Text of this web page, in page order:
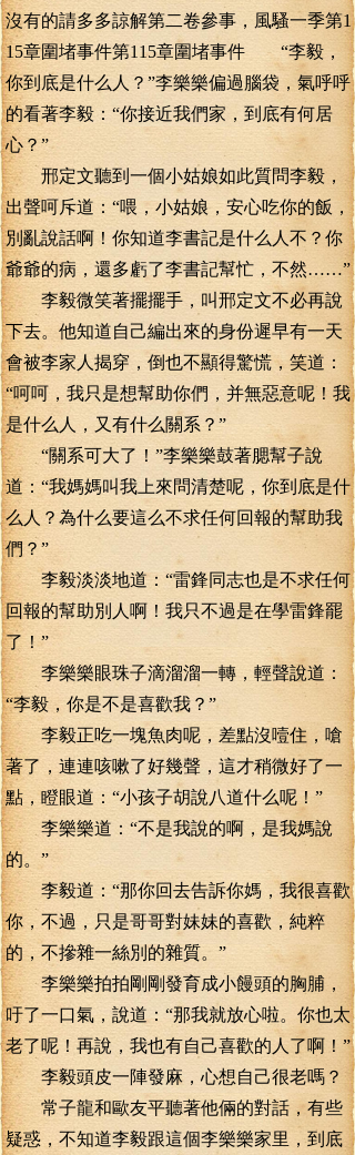
沒有的請多多諒解第二卷參事，風騷一季第1
15章圍堵事件第115章圍堵事件 “李毅，
你到底是什么人？”李樂樂偏過腦袋，氣呼呼
的看著李毅：“你接近我們家，到底有何居
心？”
邢定文聽到一個小姑娘如此質問李毅，
出聲呵斥道：“喂，小姑娘，安心吃你的飯，
別亂說話啊！你知道李書記是什么人不？你
爺爺的病，還多虧了李書記幫忙，不然……”
李毅微笑著擺擺手，叫邢定文不必再說
下去。他知道自己編出來的身份遲早有一天
會被李家人揭穿，倒也不顯得驚慌，笑道：
“呵呵，我只是想幫助你們，并無惡意呢！我
是什么人，又有什么關系？”
“關系可大了！”李樂樂鼓著腮幫子說
道：“我媽媽叫我上來問清楚呢，你到底是什
么人？為什么要這么不求任何回報的幫助我
們？”
李毅淡淡地道：“雷鋒同志也是不求任何
回報的幫助別人啊！我只不過是在學雷鋒罷
了！”
李樂樂眼珠子滴溜溜一轉，輕聲說道：
“李毅，你是不是喜歡我？”
李毅正吃一塊魚肉呢，差點沒噎住，嗆
著了，連連咳嗽了好幾聲，這才稍微好了一
點，瞪眼道：“小孩子胡說八道什么呢！”
李樂樂道：“不是我說的啊，是我媽說
的。”
李毅道：“那你回去告訴你媽，我很喜歡
你，不過，只是哥哥對妹妹的喜歡，純粹
的，不摻雜一絲別的雜質。”
李樂樂拍拍剛剛發育成小饅頭的胸脯，
吁了一口氣，說道：“那我就放心啦。你也太
老了呢！再說，我也有自己喜歡的人了啊！”
李毅頭皮一陣發麻，心想自己很老嗎？
常子龍和歐友平聽著他倆的對話，有些
疑惑，不知道李毅跟這個李樂樂家里，到底